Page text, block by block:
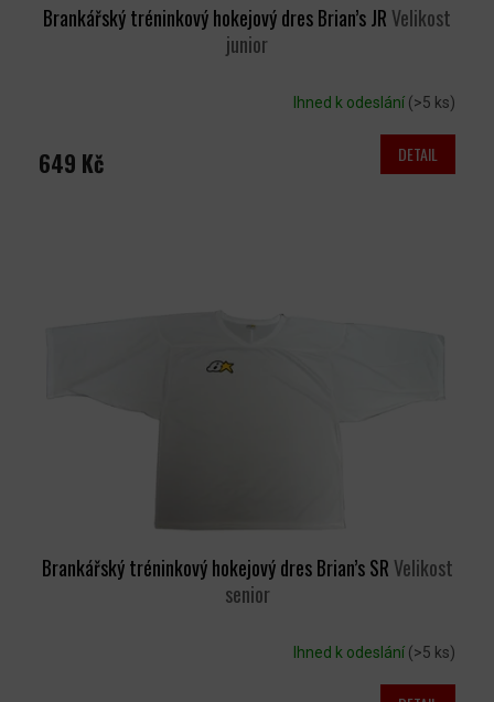
Brankářský tréninkový hokejový dres Brian’s JR Velikost
junior
Ihned k odeslání (>5 ks)
649 Kč DETAIL
Brankářský tréninkový hokejový dres Brian’s SR Velikost
senior
Ihned k odeslání (>5 ks)